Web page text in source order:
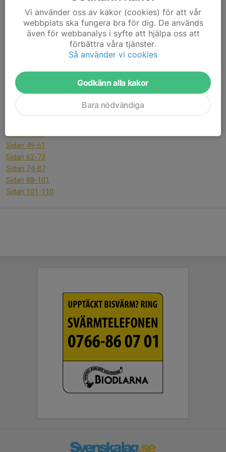
En mera komplett beskrivning av föreningens första hundra år
finns i den " Minnesskrift
" som gavs ut med anledning av
föreningens 100-åriga tillvaro som du kan titta i här nedan. Sidan
1-48 beskriver de första 50 åren och sidorna 49-110 följaktligen
Länkar till pdf-sidor
Sidan 42-48
Sidan 49-61
Sidan 62-73
Sidan 74-87
Sidan 88-101
Sidan 101-110
Vi använder oss av kakor (cookies) för att vår
webbplats ska fungera bra för dig. De används
även för webbanalys i syfte att hjälpa oss att
förbättra våra tjänster.
Så använder vi cookies
Godkänn alla kakor
Bara nödvändiga